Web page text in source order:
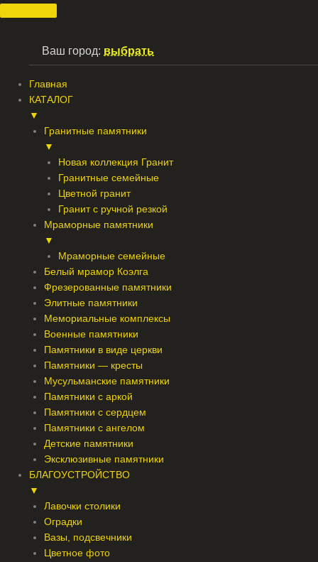
Ваш город: выбрать
Главная
КАТАЛОГ
▼
Гранитные памятники
▼
Новая коллекция Гранит
Гранитные семейные
Цветной гранит
Гранит с ручной резкой
Мраморные памятники
▼
Мраморные семейные
Белый мрамор Коэлга
Фрезерованные памятники
Элитные памятники
Мемориальные комплексы
Военные памятники
Памятники в виде церкви
Памятники — кресты
Мусульманские памятники
Памятники с аркой
Памятники с сердцем
Памятники с ангелом
Детские памятники
Эксклюзивные памятники
БЛАГОУСТРОЙСТВО
▼
Лавочки столики
Оградки
Вазы, подсвечники
Цветное фото
Перейти